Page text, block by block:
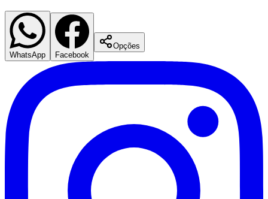
WhatsApp Facebook
Opções